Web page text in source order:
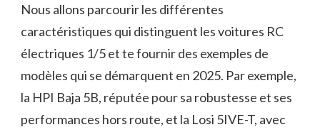
Nous allons parcourir les différentes
caractéristiques qui distinguent les voitures RC
électriques 1/5 et te fournir des exemples de
modèles qui se démarquent en 2025. Par exemple,
la HPI Baja 5B, réputée pour sa robustesse et ses
performances hors route, et la Losi 5IVE-T, avec